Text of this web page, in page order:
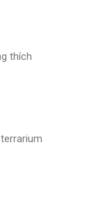
thích